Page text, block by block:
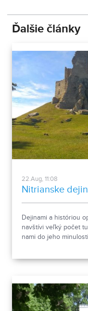
Ďalšie články
22.Aug, 11:08
Nitrianske
Dejinami a históriou
navštívi veľký počet
nami do jeho